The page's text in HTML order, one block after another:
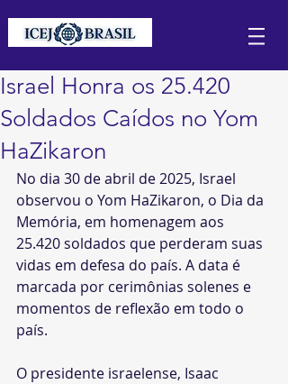
Israel Honra os 25.420
Soldados Caídos no Yom
HaZikaron
No dia 30 de abril de 2025, Israel
observou o Yom HaZikaron, o Dia da
Memória, em homenagem aos
25.420 soldados que perderam suas
vidas em defesa do país. A data é
marcada por cerimônias solenes e
momentos de reflexão em todo o
país.​
O presidente israelense, Isaac